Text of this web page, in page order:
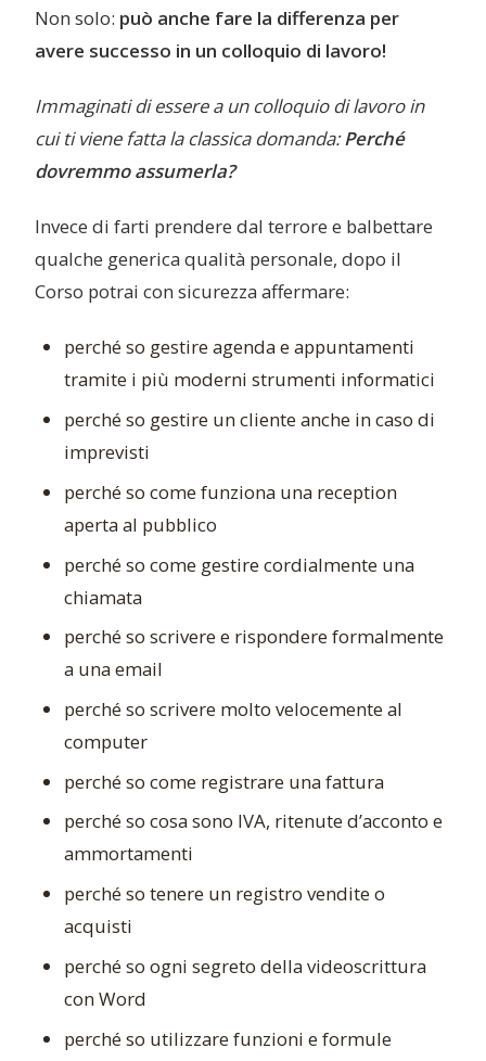
Non solo: può anche fare la differenza per
avere successo in un colloquio di lavoro!
Immaginati di essere a un colloquio di lavoro in
cui ti viene fatta la classica domanda:Perché
dovremmo assumerla?
Invece di farti prendere dal terrore e balbettare
qualche generica qualità personale, dopo il
Corso potrai con sicurezza affermare:
perché so gestire agenda e appuntamenti
tramite i più moderni strumenti informatici
perché so gestire un cliente anche in caso di
imprevisti
perché so come funziona una reception
aperta al pubblico
perché so come gestire cordialmente una
chiamata
perché so scrivere e rispondere formalmente
a una email
perché so scrivere molto velocemente al
computer
perché so come registrare una fattura
perché so cosa sono IVA, ritenute d’acconto e
ammortamenti
perché so tenere un registro vendite o
acquisti
perché so ogni segreto della videoscrittura
con Word
perché so utilizzare funzioni e formule